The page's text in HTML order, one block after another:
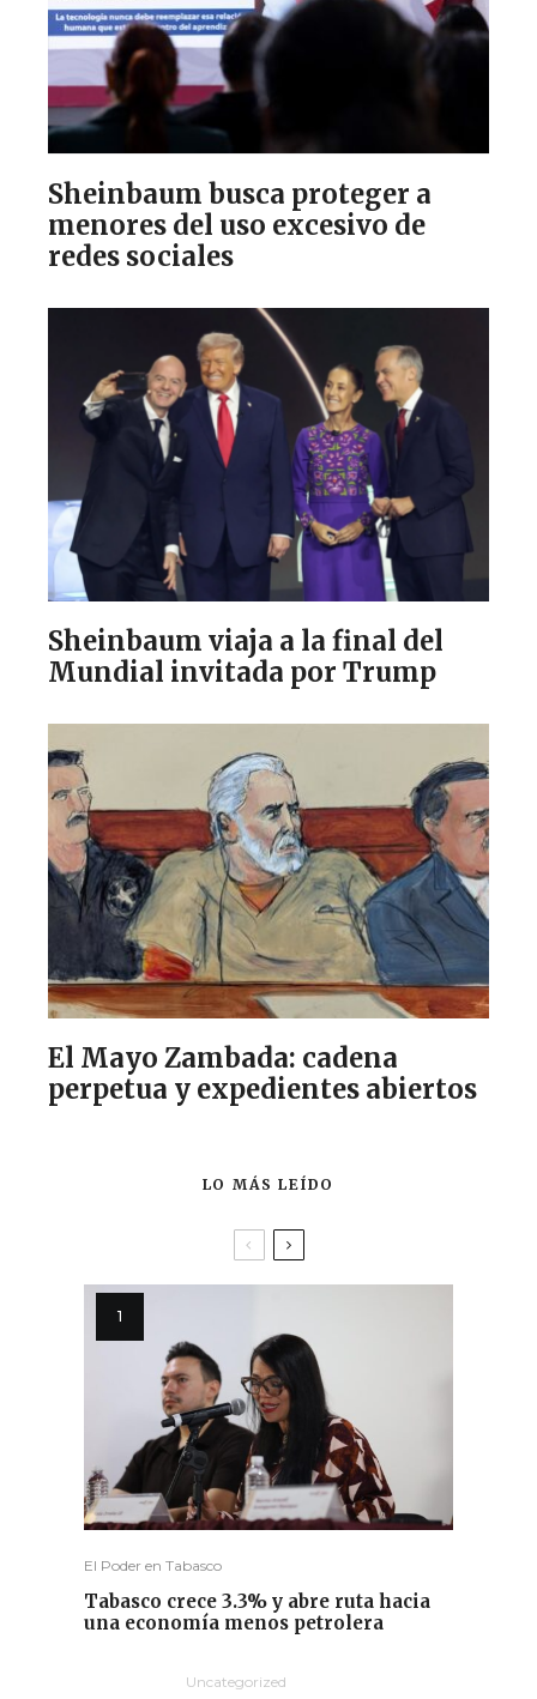
Sheinbaum busca proteger a
menores del uso excesivo de
redes sociales
Sheinbaum viaja a la final del
Mundial invitada por Trump
El Mayo Zambada: cadena
perpetua y expedientes abiertos
LO MÁS LEÍDO
El Poder en Tabasco
Tabasco crece 3.3% y abre ruta hacia
una economía menos petrolera
Uncategorized